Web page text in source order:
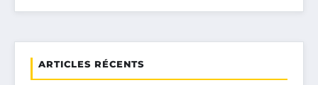
ARTICLES RÉCENTS